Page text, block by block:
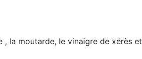
, la moutarde, le vinaigre de xérès et